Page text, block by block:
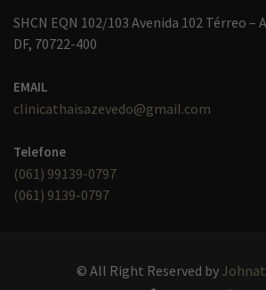
SHCN EQN 102/103 Avenida 102 Térreo –
DF, 70722-400
EMAIL
clinicathaisazevedo@gmail.com
Telefone
(061) 99139-0797
(061) 9139-0797
© All Right Reserved by